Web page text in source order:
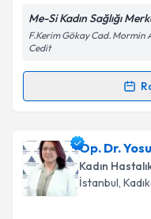
Kişisel
Metni'ni
Me-Si Kadın Sağlığı
F.Kerim Gökay Cad. Mormin
Cedit
Randevu
Op. Dr. Hüseyin
oluşturun. Size bu
takvim
Op. Dr.
Kadın
İstanbul,